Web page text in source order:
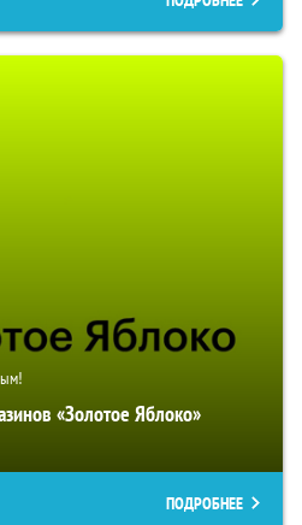
«Золотое Яблоко»
ПОДРОБНЕЕ